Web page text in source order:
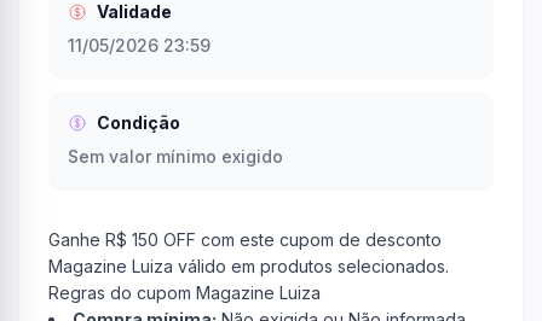
Validade
11/05/2026 23:59
Condição
Sem valor mínimo exigido
Ganhe R$ 150 OFF com este cupom de desconto
Magazine Luiza válido em produtos selecionados.
Regras do cupom Magazine Luiza